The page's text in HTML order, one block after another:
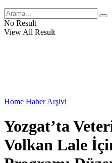
No Result
View All Result
Home Haber Arşivi
Yozgat’ta
Volkan Lale